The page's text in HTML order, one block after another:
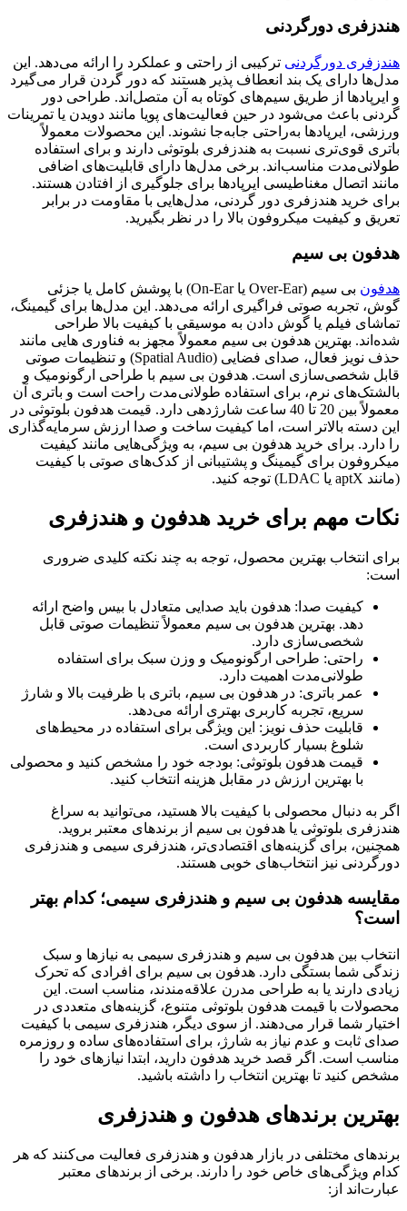
هندزفری دورگردنی
هندزفری دورگردنی ترکیبی از راحتی و عملکرد را ارائه می‌دهد. این
مدل‌ها دارای یک بند انعطاف‌ پذیر هستند که دور گردن قرار می‌گیرد
و ایرپادها از طریق سیم‌های کوتاه به آن متصل‌اند. طراحی دور
گردنی باعث می‌شود در حین فعالیت‌های پویا مانند دویدن یا تمرینات
ورزشی، ایرپادها به‌راحتی جابه‌جا نشوند. این محصولات معمولاً
باتری قوی‌تری نسبت به هندزفری بلوتوثی دارند و برای استفاده
طولانی‌مدت مناسب‌اند. برخی مدل‌ها دارای قابلیت‌های اضافی
مانند اتصال مغناطیسی ایرپادها برای جلوگیری از افتادن هستند.
برای خرید هندزفری دور گردنی، مدل‌هایی با مقاومت در برابر
تعریق و کیفیت میکروفون بالا را در نظر بگیرید.
هدفون بی سیم
هدفون
بی سیم (Over-Ear یا On-Ear) با پوشش کامل یا جزئی
گوش، تجربه صوتی فراگیری ارائه می‌دهد. این مدل‌ها برای گیمینگ،
تماشای فیلم یا گوش دادن به موسیقی با کیفیت بالا طراحی
شده‌اند. بهترین هدفون بی سیم معمولاً مجهز به فناوری‌ هایی مانند
حذف نویز فعال، صدای فضایی (Spatial Audio) و تنظیمات صوتی
قابل شخصی‌سازی است. هدفون بی سیم با طراحی ارگونومیک و
بالشتک‌های نرم، برای استفاده طولانی‌مدت راحت است و باتری آن
معمولاً بین 20 تا 40 ساعت شارژدهی دارد. قیمت هدفون بلوتوثی در
این دسته بالاتر است، اما کیفیت ساخت و صدا ارزش سرمایه‌گذاری
را دارد. برای خرید هدفون بی سیم، به ویژگی‌هایی مانند کیفیت
میکروفون برای گیمینگ و پشتیبانی از کدک‌های صوتی با کیفیت
(مانند aptX یا LDAC) توجه کنید.
نکات مهم برای خرید هدفون و هندزفری
برای انتخاب بهترین محصول، توجه به چند نکته کلیدی ضروری
است:
کیفیت صدا: هدفون باید صدایی متعادل با بیس واضح ارائه
دهد. بهترین هدفون بی سیم معمولاً تنظیمات صوتی قابل
شخصی‌سازی دارد.
راحتی: طراحی ارگونومیک و وزن سبک برای استفاده
طولانی‌مدت اهمیت دارد.
عمر باتری: در هدفون بی سیم، باتری با ظرفیت بالا و شارژ
سریع، تجربه کاربری بهتری ارائه می‌دهد.
قابلیت حذف نویز: این ویژگی برای استفاده در محیط‌های
شلوغ بسیار کاربردی است.
قیمت هدفون بلوتوثی: بودجه خود را مشخص کنید و محصولی
با بهترین ارزش در مقابل هزینه انتخاب کنید.
اگر به دنبال محصولی با کیفیت بالا هستید، می‌توانید به سراغ
هندزفری بلوتوثی یا هدفون بی سیم از برندهای معتبر بروید.
همچنین، برای گزینه‌های اقتصادی‌تر، هندزفری سیمی و هندزفری
دورگردنی نیز انتخاب‌های خوبی هستند.
مقایسه هدفون بی سیم و هندزفری سیمی؛ کدام بهتر
است؟
انتخاب بین هدفون بی سیم و هندزفری سیمی به نیازها و سبک
زندگی شما بستگی دارد. هدفون بی سیم برای افرادی که تحرک
زیادی دارند یا به طراحی مدرن علاقه‌مندند، مناسب است. این
محصولات با قیمت هدفون بلوتوثی متنوع، گزینه‌های متعددی در
اختیار شما قرار می‌دهند. از سوی دیگر، هندزفری سیمی با کیفیت
صدای ثابت و عدم نیاز به شارژ، برای استفاده‌های ساده و روزمره
مناسب است. اگر قصد خرید هدفون دارید، ابتدا نیازهای خود را
مشخص کنید تا بهترین انتخاب را داشته باشید.
بهترین برندهای هدفون و هندزفری
برندهای مختلفی در بازار هدفون و هندزفری فعالیت می‌کنند که هر
کدام ویژگی‌های خاص خود را دارند. برخی از برندهای معتبر
عبارت‌اند از: